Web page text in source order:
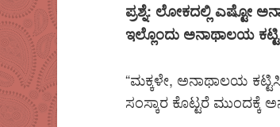
ಪ್ರಶ್ನೆ: ಲೋಕದಲ್ಲಿ ಎಷ್ಟೋ
ಇಲ್ಲೊಂದು ಅನಾಥಾಲಯ
“ಮಕ್ಕಳೇ, ಅನಾಥಾಲಯ
ಸಂಸ್ಕಾರ ಕೊಟ್ಟರೆ ಮುಂದಕ್ಕೆ